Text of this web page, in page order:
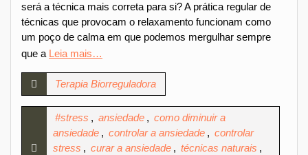
será a técnica mais correta para si? A prática regular de
técnicas que provocam o relaxamento funcionam como
um poço de calma em que podemos mergulhar sempre
que a Leia mais…
Terapia Biorreguladora
#stress , ansiedade , como diminuir a
ansiedade , controlar a ansiedade , controlar
stress , curar a ansiedade , técnicas naturais ,